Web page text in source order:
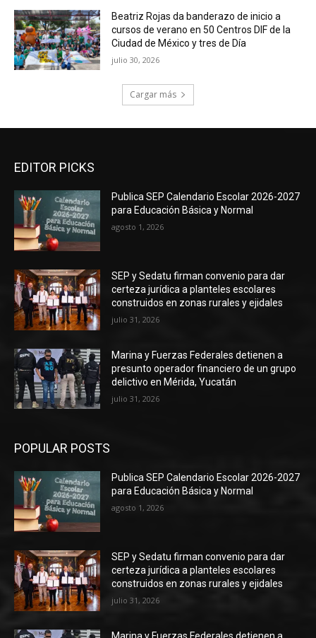
Beatriz Rojas da banderazo de inicio a
cursos de verano en 50 Centros DIF de la
Ciudad de México y tres de Día
julio 30, 2026
Cargar más
EDITOR PICKS
Publica SEP Calendario Escolar 2026-2027
para Educación Básica y Normal
agosto 1, 2026
SEP y Sedatu firman convenio para dar
certeza jurídica a planteles escolares
construidos en zonas rurales y ejidales
julio 31, 2026
Marina y Fuerzas Federales detienen a
presunto operador financiero de un grupo
delictivo en Mérida, Yucatán
julio 31, 2026
POPULAR POSTS
Publica SEP Calendario Escolar 2026-2027
para Educación Básica y Normal
agosto 1, 2026
SEP y Sedatu firman convenio para dar
certeza jurídica a planteles escolares
construidos en zonas rurales y ejidales
julio 31, 2026
Marina y Fuerzas Federales detienen a